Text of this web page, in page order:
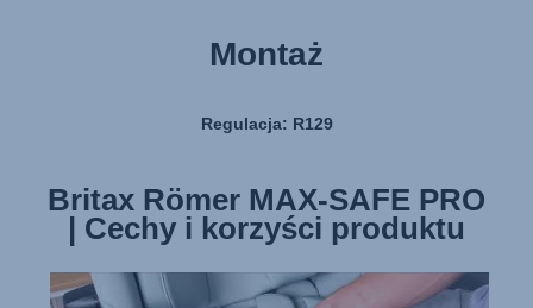
Montaż
Regulacja: R129
Britax Römer MAX-SAFE PRO
| Cechy i korzyści produktu
Britax Römer MAX-SAFE PRO
| Montaż